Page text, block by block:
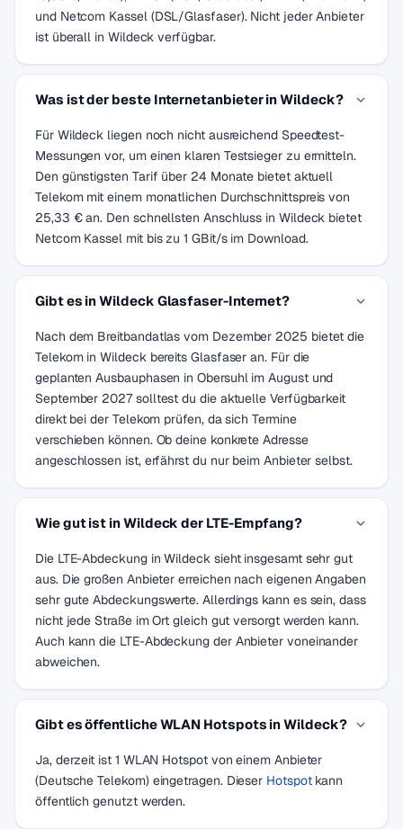
und Netcom Kassel (DSL/Glasfaser). Nicht jeder Anbieter
ist überall in Wildeck verfügbar.
Was ist der beste Internetanbieter in Wildeck?
Für Wildeck liegen noch nicht ausreichend Speedtest-
Messungen vor, um einen klaren Testsieger zu ermitteln.
Den günstigsten Tarif über 24 Monate bietet aktuell
Telekom mit einem monatlichen Durchschnittspreis von
25,33 € an. Den schnellsten Anschluss in Wildeck bietet
Netcom Kassel mit bis zu 1 GBit/s im Download.
Gibt es in Wildeck Glasfaser-Internet?
Nach dem Breitbandatlas vom Dezember 2025 bietet die
Telekom in Wildeck bereits Glasfaser an. Für die
geplanten Ausbauphasen in Obersuhl im August und
September 2027 solltest du die aktuelle Verfügbarkeit
direkt bei der Telekom prüfen, da sich Termine
verschieben können. Ob deine konkrete Adresse
angeschlossen ist, erfährst du nur beim Anbieter selbst.
Wie gut ist in Wildeck der LTE-Empfang?
Die LTE-Abdeckung in Wildeck sieht insgesamt sehr gut
aus. Die großen Anbieter erreichen nach eigenen Angaben
sehr gute Abdeckungswerte. Allerdings kann es sein, dass
nicht jede Straße im Ort gleich gut versorgt werden kann.
Auch kann die LTE-Abdeckung der Anbieter voneinander
abweichen.
Gibt es öffentliche WLAN Hotspots in Wildeck?
Ja, derzeit ist 1 WLAN Hotspot von einem Anbieter
(Deutsche Telekom) eingetragen. Dieser Hotspotkann
öffentlich genutzt werden.